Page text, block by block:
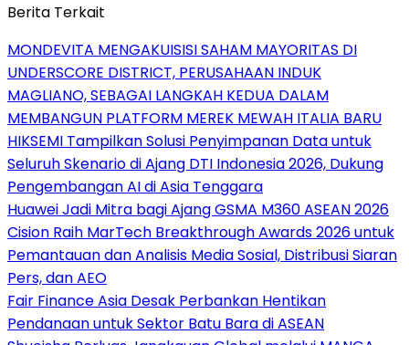
Berita Terkait
MONDEVITA MENGAKUISISI SAHAM MAYORITAS DI
UNDERSCORE DISTRICT, PERUSAHAAN INDUK
MAGLIANO, SEBAGAI LANGKAH KEDUA DALAM
MEMBANGUN PLATFORM MEREK MEWAH ITALIA BARU
HIKSEMI Tampilkan Solusi Penyimpanan Data untuk
Seluruh Skenario di Ajang DTI Indonesia 2026, Dukung
Pengembangan AI di Asia Tenggara
Huawei Jadi Mitra bagi Ajang GSMA M360 ASEAN 2026
Cision Raih MarTech Breakthrough Awards 2026 untuk
Pemantauan dan Analisis Media Sosial, Distribusi Siaran
Pers, dan AEO
Fair Finance Asia Desak Perbankan Hentikan
Pendanaan untuk Sektor Batu Bara di ASEAN